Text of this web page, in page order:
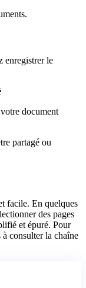
enregistrer le
document
partagé ou
facile. En quelques
des pages
et épuré. Pour
consulter la chaîne